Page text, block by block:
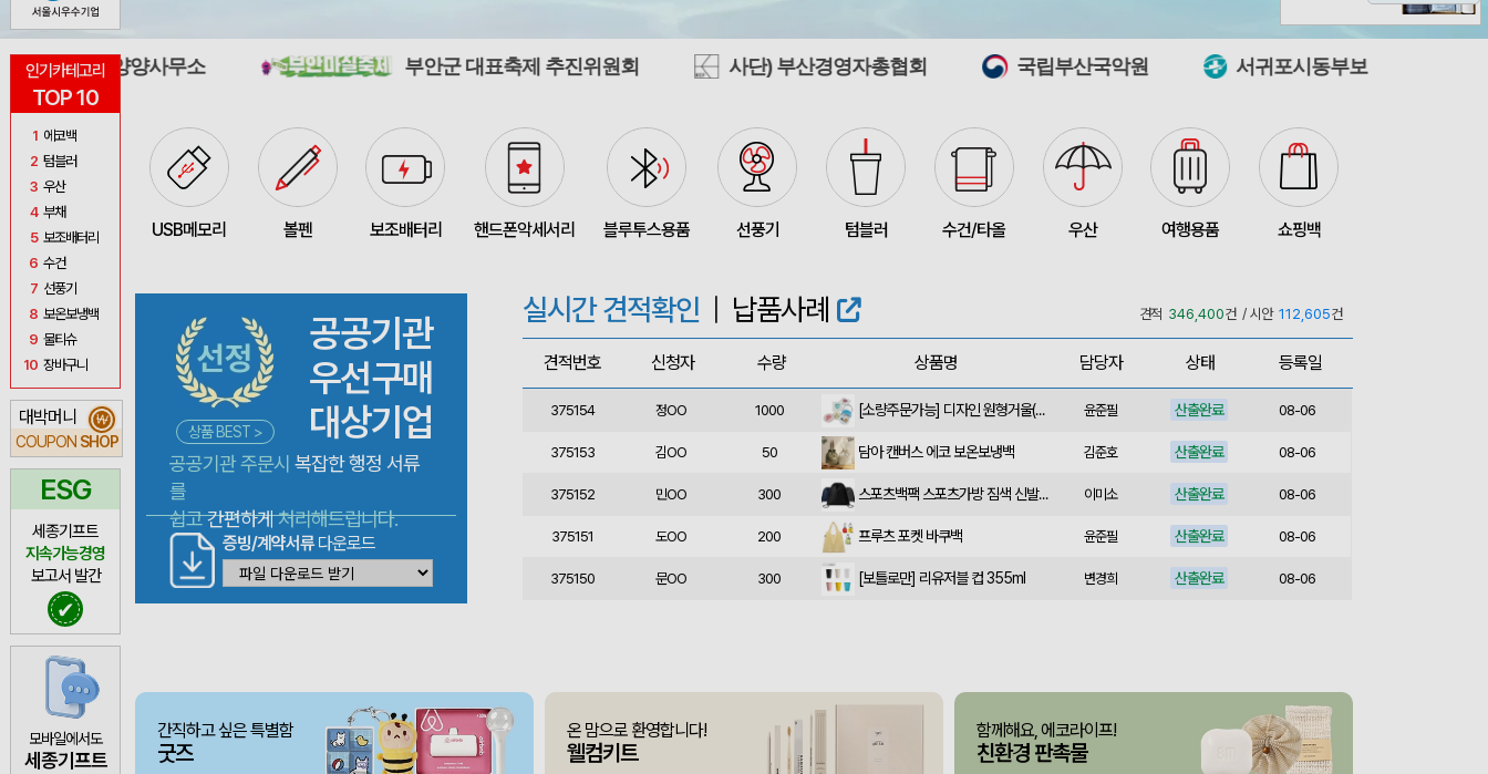
인기카테고리
TOP 10
1 에코백
2 텀블러
3 우산
4 부채
5 보조배터리
6 수건
7 선풍기
8 보온보냉백
9 물티슈
10 장바구니
대박머니
COUPON SHOP
₩
ESG
세종기프트
지속가능경영
보고서 발간
✔
모바일에서도
세종기프트
사무소 부안군 대표축제 추진위원회 사단) 부산경영자총협회 국립부산국악원 서귀포시동부보건소 국립경주문화
USB메모리 볼펜 보조배터리 핸드폰악세서리 블루투스용품 선풍기 텀블러 수건/타올 우산 여행용품 쇼핑백
상품 BEST >
공공기관
우선구매
대상기업
공공기관 주문시 복잡한 행정 서류
를
쉽고간편하게처리해드립니다.
증빙/계약서류다운로드
실시간 견적확인 | 납품사례 견적 346,400건 / 시안 112,605건
견적번호 신청자 수량 상품명 담당자 상태 등록일
08-06
375141 1000 미니형 미니고급형 부직포가방 이정원 산출완료 08-06
375164 신OO 500 이미소 산출완료 08-06
375161 김OO 50 이성원 접수중
375160 민OO 300 이미소 산출완료 08-06
375157 김OO 50 산출완료 08-06
375156 데OO 1010 이미소 산출완료 08-06
375154 정OO 1000 윤준필 산출완료 08-06
375153 김OO 50 담아 캔버스 에코 보온보냉백 김준호 산출완료 08-06
375152 민OO 300 이미소 산출완료 08-06
375151 도OO 200 프루츠 포켓 바쿠백 윤준필 산출완료 08-06
375150 문OO 300 [보틀로만] 리유저블 컵 355ml 변경희 산출완료 08-06
375146 스탠다드 에코백 (350x100x370mm) 이하영 산출완료 08-06
간직하고 싶은 특별함
굿즈
온 맘으로 환영합니다!
웰컴키트
함께해요, 에코라이프!
친환경 판촉물